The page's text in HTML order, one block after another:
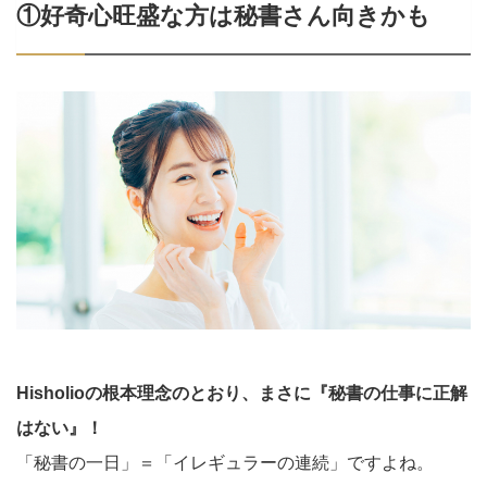
①好奇心旺盛な方は秘書さん向きかも
Hisholioの根本理念のとおり、まさに『秘書の仕事に正解
はない』！
「秘書の一日」＝「イレギュラーの連続」ですよね。